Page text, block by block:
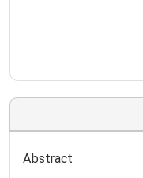
Abstract